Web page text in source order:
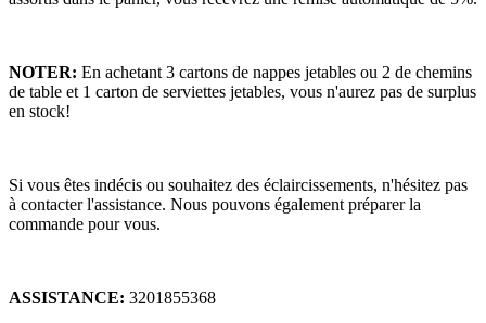
NOTER: En achetant 3 cartons de nappes jetables ou 2 de chemins
de table et 1 carton de serviettes jetables, vous n'aurez pas de surplus
en stock!
Si vous êtes indécis ou souhaitez des éclaircissements, n'hésitez pas
à contacter l'assistance. Nous pouvons également préparer la
commande pour vous.
ASSISTANCE: 3201855368